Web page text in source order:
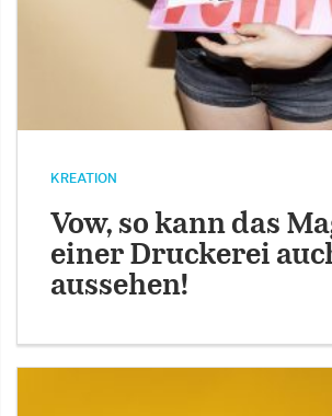
KREATION
Vow, so kann das
einer Druckerei
aussehen!